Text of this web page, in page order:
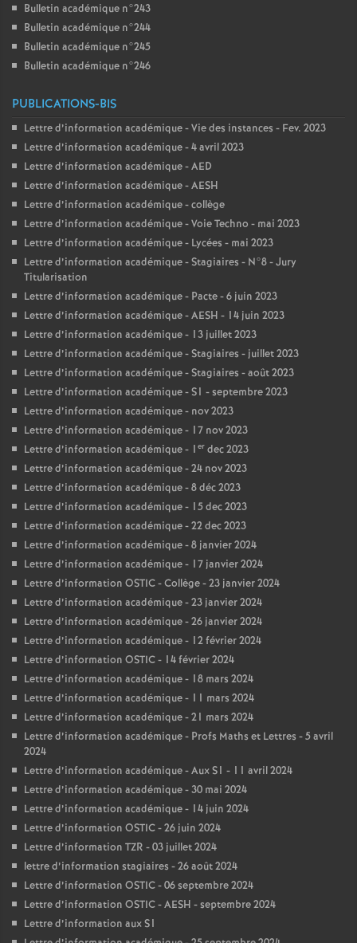
Bulletin académique n°243
Bulletin académique n°244
Bulletin académique n°245
Bulletin académique n°246
PUBLICATIONS-BIS
Lettre d’information académique - Vie des instances - Fev. 2023
Lettre d’information académique - 4 avril 2023
Lettre d’information académique - AED
Lettre d’information académique - AESH
Lettre d’information académique - collège
Lettre d’information académique - Voie Techno - mai 2023
Lettre d’information académique - Lycées - mai 2023
Lettre d’information académique - Stagiaires - N°8 - Jury
Titularisation
Lettre d’information académique - Pacte - 6 juin 2023
Lettre d’information académique - AESH - 14 juin 2023
Lettre d’information académique - 13 juillet 2023
Lettre d’information académique - Stagiaires - juillet 2023
Lettre d’information académique - Stagiaires - août 2023
Lettre d’information académique - S1 - septembre 2023
Lettre d’information académique - nov 2023
Lettre d’information académique - 17 nov 2023
Lettre d’information académique - 1 er dec 2023
Lettre d’information académique - 24 nov 2023
Lettre d’information académique - 8 déc 2023
Lettre d’information académique - 15 dec 2023
Lettre d’information académique - 22 dec 2023
Lettre d’information académique - 8 janvier 2024
Lettre d’information académique - 17 janvier 2024
Lettre d’information OSTIC - Collège - 23 janvier 2024
Lettre d’information académique - 23 janvier 2024
Lettre d’information académique - 26 janvier 2024
Lettre d’information académique - 12 février 2024
Lettre d’information OSTIC - 14 février 2024
Lettre d’information académique - 18 mars 2024
Lettre d’information académique - 11 mars 2024
Lettre d’information académique - 21 mars 2024
Lettre d’information académique - Profs Maths et Lettres - 5 avril
2024
Lettre d’information académique - Aux S1 - 11 avril 2024
Lettre d’information académique - 30 mai 2024
Lettre d’information académique - 14 juin 2024
Lettre d’information OSTIC - 26 juin 2024
Lettre d’information TZR - 03 juillet 2024
lettre d’information stagiaires - 26 août 2024
Lettre d’information OSTIC - 06 septembre 2024
Lettre d’information OSTIC - AESH - septembre 2024
Lettre d’information aux S1